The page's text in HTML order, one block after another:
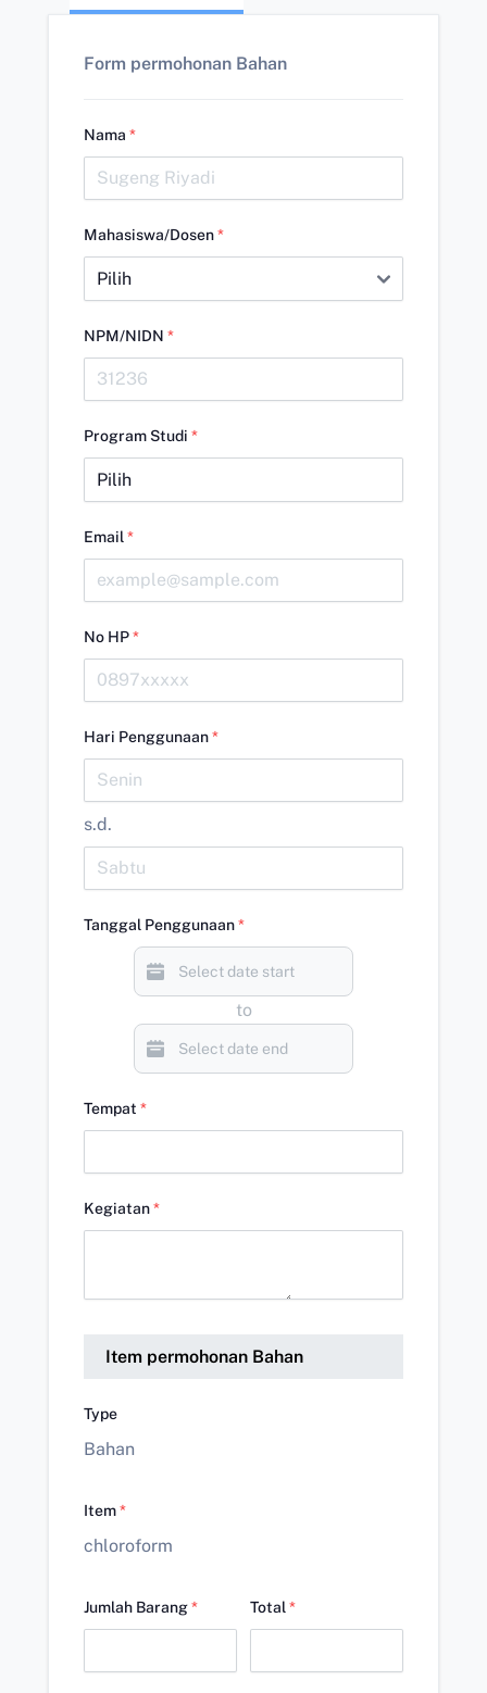
Form permohonan Bahan
Nama *
Mahasiswa/Dosen*
NPM/NIDN *
Program Studi *
Email *
No HP*
Hari Penggunaan*
s.d.
Tanggal Penggunaan*
to
Tempat *
Kegiatan*
Item permohonan Bahan
Type
Bahan
Item*
chloroform
Jumlah Barang* Total *